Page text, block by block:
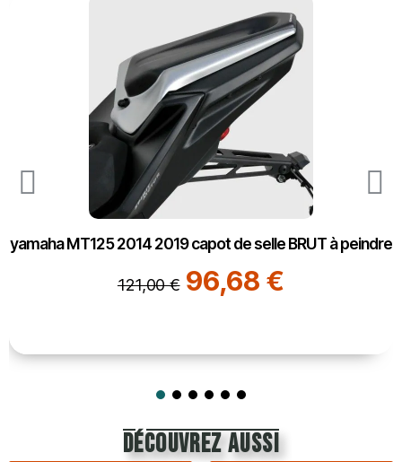
yamaha MT125 2014 2019 capot de selle BRUT à peindre
121,00 € 96,68 €
découvrez aussi